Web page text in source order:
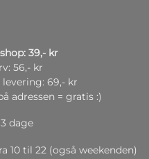
39,- kr
56,- kr
69,- kr
adressen = gratis :)
dage
10 til 22 (også weekenden)